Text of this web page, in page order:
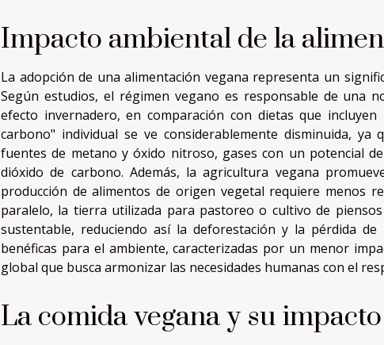
Impacto ambiental de la
La adopción de una alimentación vegana representa un
Según estudios, el régimen vegano es responsable de una
efecto invernadero, en comparación con dietas que
carbono" individual se ve considerablemente disminuida,
fuentes de metano y óxido nitroso, gases con un potencial
dióxido de carbono. Además, la agricultura vegana
producción de alimentos de origen vegetal requiere menos
paralelo, la tierra utilizada para pastoreo o cultivo de
sustentable, reduciendo así la deforestación y la pérdida de
benéficas para el ambiente, caracterizadas por un menor
global que busca armonizar las necesidades humanas con el
La comida vegana y su